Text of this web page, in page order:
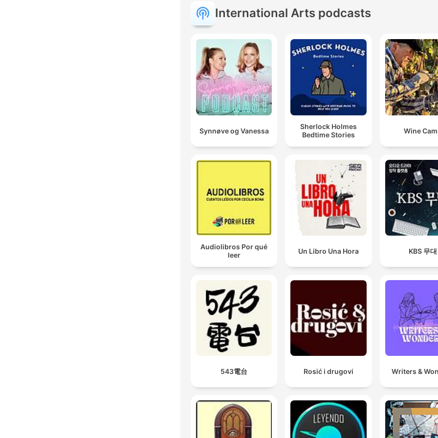
International Arts podcasts
Synnøve og Vanessa
Sherlock Holmes
Bedtime Stories
Wine
Audiolibros Por qué
leer
Un Libro Una Hora KBS 무대
543電台 Rosić i drugovi Writers &